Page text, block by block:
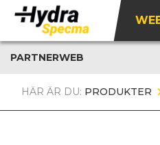
PARTNERWEB
HÄR ÄR DU: PRODUKTER